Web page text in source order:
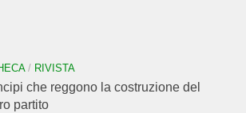
/ RIVISTA
che reggono la costruzione del
partito